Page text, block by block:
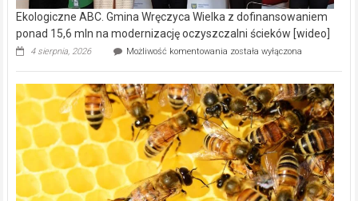
Ekologiczne ABC. Gmina Wręczyca Wielka z dofinansowaniem
ponad 15,6 mln na modernizację oczyszczalni ścieków [wideo]
4 sierpnia, 2026 Możliwość komentowania Ekologiczne
Wręczyca
Wielka
z
dofinansowaniem
ponad
15,6
mln
na
modernizację
została wyłączona